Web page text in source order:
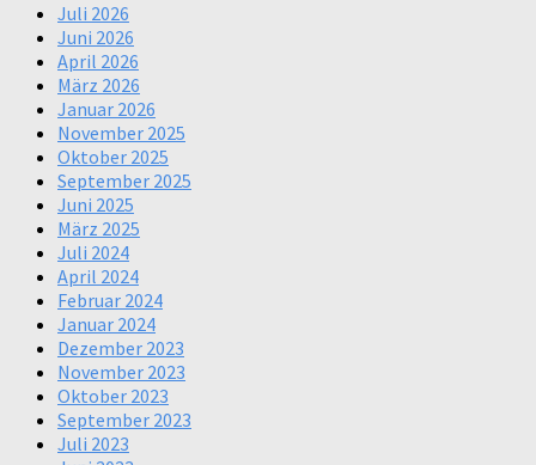
Juli 2026
Juni 2026
April 2026
März 2026
Januar 2026
November 2025
Oktober 2025
September 2025
Juni 2025
März 2025
Juli 2024
April 2024
Februar 2024
Januar 2024
Dezember 2023
November 2023
Oktober 2023
September 2023
Juli 2023